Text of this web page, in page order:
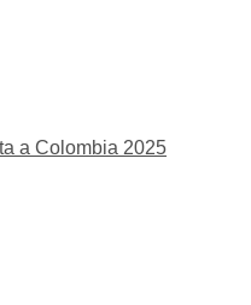
a Colombia 2025